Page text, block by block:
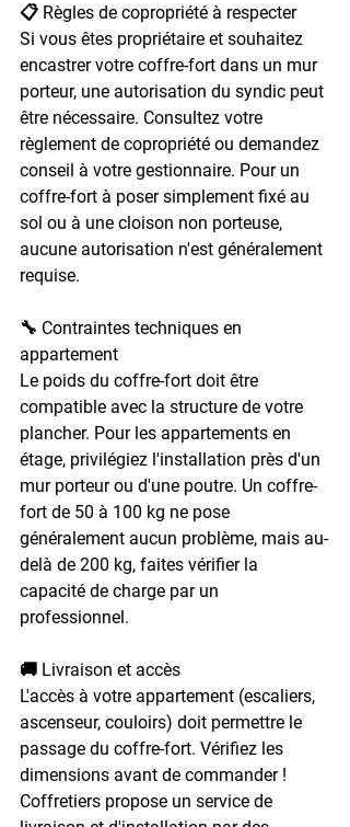
📋 Règles de copropriété à respecter
Si vous êtes propriétaire et souhaitez
encastrer votre coffre-fort dans un mur
porteur, une autorisation du syndic peut
être nécessaire. Consultez votre
règlement de copropriété ou demandez
conseil à votre gestionnaire. Pour un
coffre-fort à poser simplement fixé au
sol ou à une cloison non porteuse,
aucune autorisation n'est généralement
requise.
🔧 Contraintes techniques en
appartement
Le poids du coffre-fort doit être
compatible avec la structure de votre
plancher. Pour les appartements en
étage, privilégiez l'installation près d'un
mur porteur ou d'une poutre. Un coffre-
fort de 50 à 100 kg ne pose
généralement aucun problème, mais au-
delà de 200 kg, faites vérifier la
capacité de charge par un
professionnel.
🚚 Livraison et accès
L'accès à votre appartement (escaliers,
ascenseur, couloirs) doit permettre le
passage du coffre-fort. Vérifiez les
dimensions avant de commander !
Coffretiers propose un service de